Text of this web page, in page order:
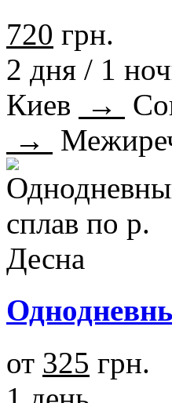
720 грн.
2 дня / 1
Киев
→
→
от 325 грн.